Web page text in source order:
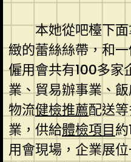
本她從吧檯下
緻的蕾絲絲帶，和
僱用會共有100多家
業、貿易辦事業、
物流健檢推薦配送
業，供給體檢項目
用會現場，企業展